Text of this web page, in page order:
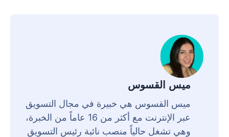
ميس القسوس
ميس القسوس هي خبيرة في مجال التسويق
عبر الإنترنت مع أكثر من 16 عاماً من الخبرة،
وهي تشغل حالياً منصب نائبة رئيس التسويق